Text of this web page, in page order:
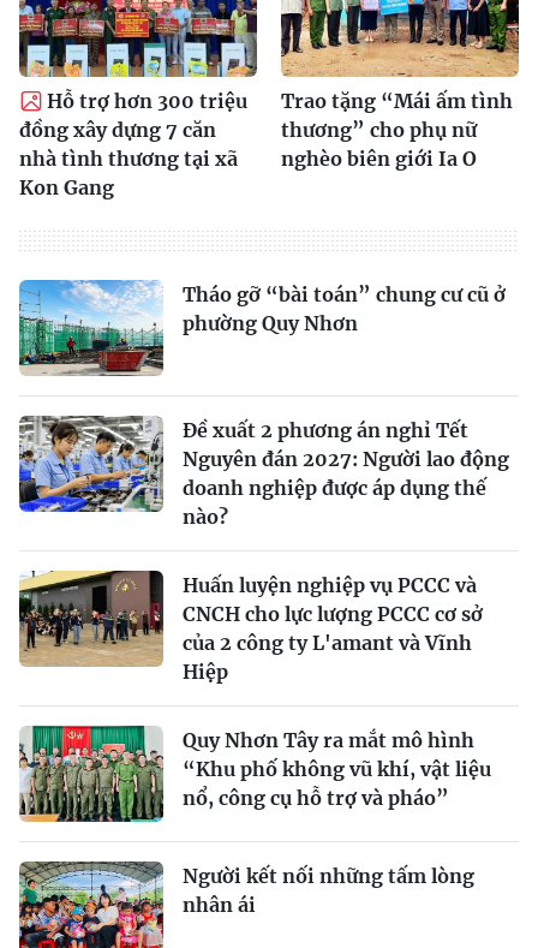
Hỗ trợ hơn 300 triệu
đồng xây dựng 7 căn
nhà tình thương tại xã
Kon Gang
Trao tặng “Mái ấm tình
thương” cho phụ nữ
nghèo biên giới Ia O
Tháo gỡ “bài toán” chung cư cũ ở
phường Quy Nhơn
Đề xuất 2 phương án nghỉ Tết
Nguyên đán 2027: Người lao động
doanh nghiệp được áp dụng thế
nào?
Huấn luyện nghiệp vụ PCCC và
CNCH cho lực lượng PCCC cơ sở
của 2 công ty L'amant và Vĩnh
Hiệp
Quy Nhơn Tây ra mắt mô hình
“Khu phố không vũ khí, vật liệu
nổ, công cụ hỗ trợ và pháo”
Người kết nối những tấm lòng
nhân ái